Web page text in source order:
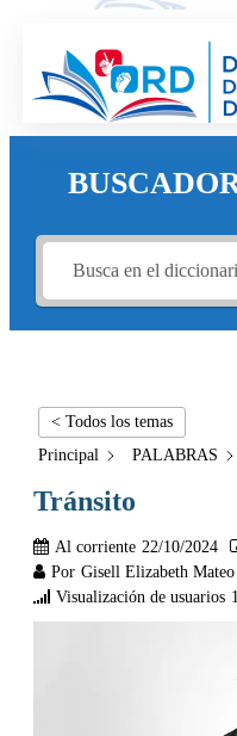
< Todos los temas
Principal
PALABRAS
Tránsito
Al corriente 22/10/2024
Por Gisell Elizabeth
Visualización de usuarios